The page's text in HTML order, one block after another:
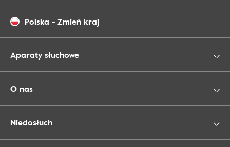
Polska - Zmień kraj
Aparaty słuchowe
O nas
Niedosłuch